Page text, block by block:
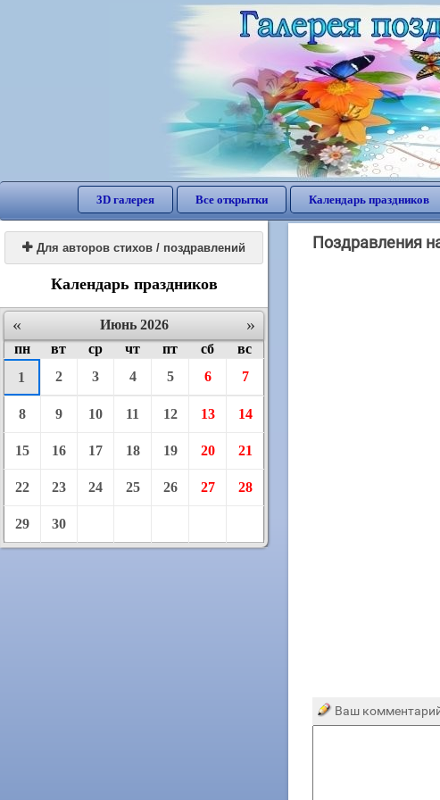
3D галерея Все открытки Календарь праздников
 Для авторов стихов / поздравлений
Календарь праздников
« »
Июнь 2026
пн
вт ср чт пт сб
вс
1
2 3 4 5 6 7
8 9 10 11 12 13 14
15 16 17 18 19 20 21
22 23 24 25 26 27 28
29 30
Поздравления
Ваш